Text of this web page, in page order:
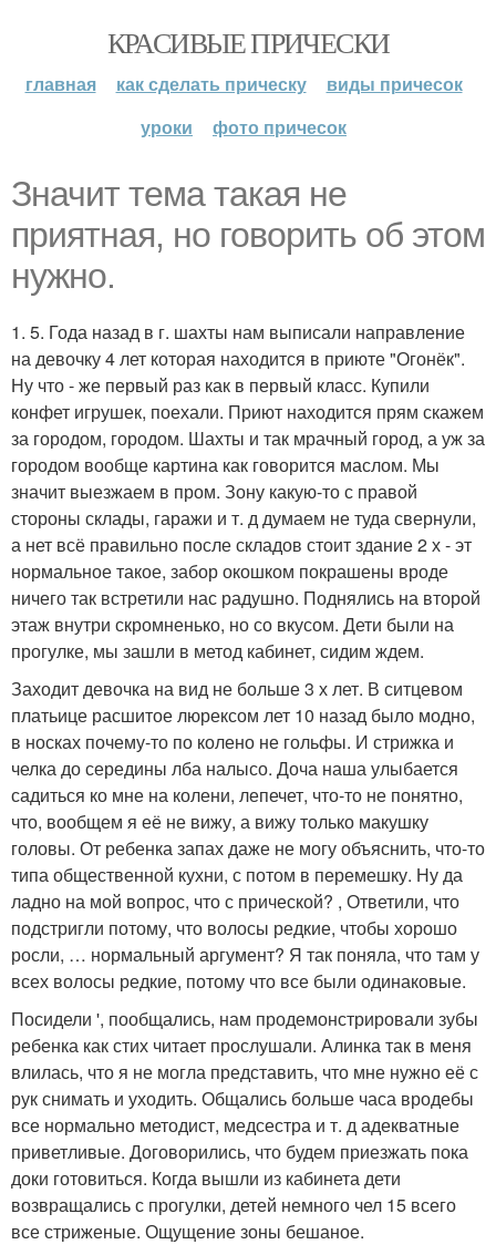
КРАСИВЫЕ ПРИЧЕСКИ
главная как сделать прическу
виды причесок
уроки
фото причесок
Значит тема такая не
приятная, но говорить об этом
нужно.
1. 5. Года назад в г. шахты нам выписали направление
на девочку 4 лет которая находится в приюте "Огонёк".
Ну что - же первый раз как в первый класс. Купили
конфет игрушек, поехали. Приют находится прям скажем
за городом, городом. Шахты и так мрачный город, а уж за
городом вообще картина как говорится маслом. Мы
значит выезжаем в пром. Зону какую-то с правой
стороны склады, гаражи и т. д думаем не туда свернули,
а нет всё правильно после складов стоит здание 2 х - эт
нормальное такое, забор окошком покрашены вроде
ничего так встретили нас радушно. Поднялись на второй
этаж внутри скромненько, но со вкусом. Дети были на
прогулке, мы зашли в метод кабинет, сидим ждем.
Заходит девочка на вид не больше 3 х лет. В ситцевом
платьице расшитое люрексом лет 10 назад было модно,
в носках почему-то по колено не гольфы. И стрижка и
челка до середины лба налысо. Доча наша улыбается
садиться ко мне на колени, лепечет, что-то не понятно,
что, вообщем я её не вижу, а вижу только макушку
головы. От ребенка запах даже не могу объяснить, что-то
типа общественной кухни, с потом в перемешку. Ну да
ладно на мой вопрос, что с прической? , Ответили, что
подстригли потому, что волосы редкие, чтобы хорошо
росли, … нормальный аргумент? Я так поняла, что там у
всех волосы редкие, потому что все были одинаковые.
Посидели ', пообщались, нам продемонстрировали зубы
ребенка как стих читает прослушали. Алинка так в меня
влилась, что я не могла представить, что мне нужно её с
рук снимать и уходить. Общались больше часа вродебы
все нормально методист, медсестра и т. д адекватные
приветливые. Договорились, что будем приезжать пока
доки готовиться. Когда вышли из кабинета дети
возвращались с прогулки, детей немного чел 15 всего
все стриженые. Ощущение зоны бешаное.